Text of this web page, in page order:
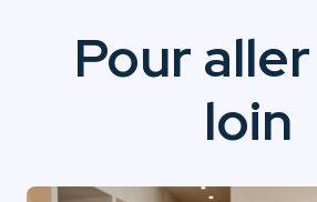
Pour
loin